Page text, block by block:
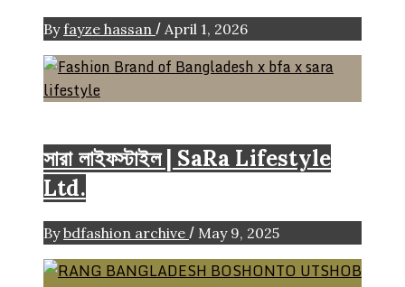
By fayze hassan / April 1, 2026
সারা লাইফস্টাইল | SaRa Lifestyle
Ltd.
By bdfashion archive / May 9, 2025